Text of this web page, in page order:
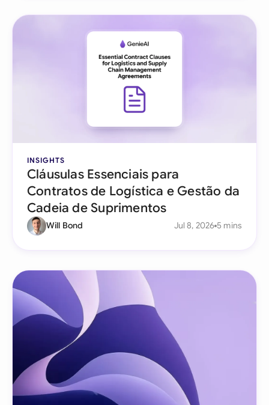
INSIGHTS
Cláusulas Essenciais para
Contratos de Logística e Gestão da
Cadeia de Suprimentos
Will Bond Jul 8, 2026 5 mins